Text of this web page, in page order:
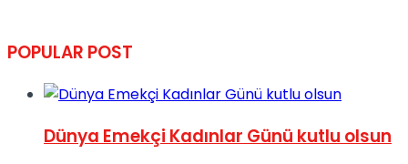
POPULAR POST
Dünya Emekçi Kadınlar Günü kutlu olsun